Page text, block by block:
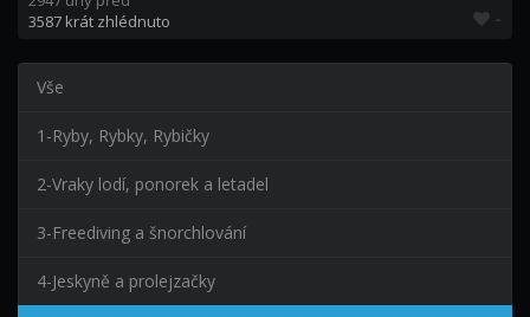
3587 krát zhlédnuto
-
Vše
1-Ryby, Rybky, Rybičky
2-Vraky lodí, ponorek a letadel
3-Freediving a šnorchlování
4-Jeskyně a prolejzačky